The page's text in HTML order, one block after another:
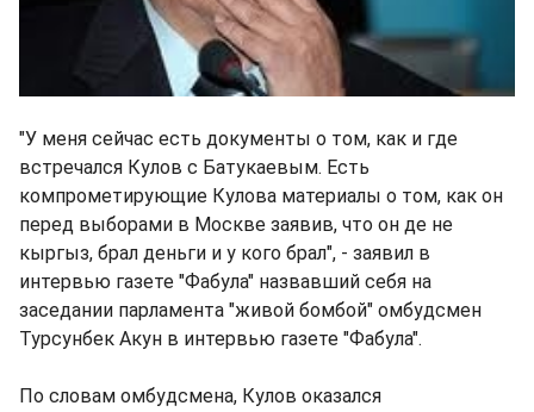
"У меня сейчас есть документы о том, как и где
встречался Кулов с Батукаевым. Есть
компрометирующие Кулова материалы о том, как он
перед выборами в Москве заявив, что он де не
кыргыз, брал деньги и у кого брал", - заявил в
интервью газете "Фабула" назвавший себя на
заседании парламента "живой бомбой" омбудсмен
Турсунбек Акун в интервью газете "Фабула".
По словам омбудсмена, Кулов оказался